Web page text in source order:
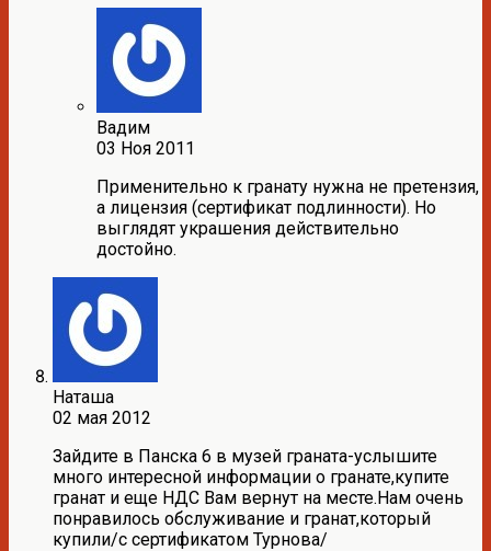
Вадим
03 Ноя 2011
Применительно к гранату нужна не претензия,
а лицензия (сертификат подлинности). Но
выглядят украшения действительно
достойно.
Наташа
02 мая 2012
Зайдите в Панска 6 в музей граната-услышите
много интересной информации о гранате,купите
гранат и еще НДС Вам вернут на месте.Нам очень
понравилось обслуживание и гранат,который
купили/с сертификатом Турнова/